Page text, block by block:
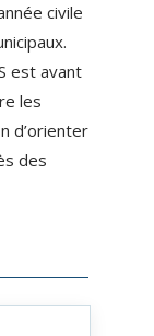
civile
est avant
les
d’orienter
des